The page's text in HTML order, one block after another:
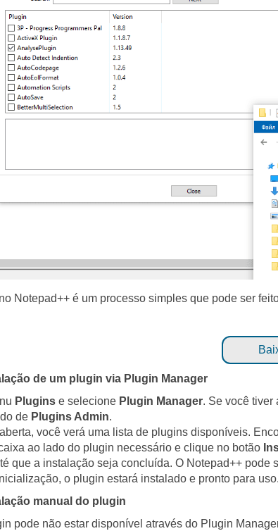
Notepad++ é um processo simples que pode ser
de um plugin via Plugin Manager
Plugins e selecione Plugin Manager. Se você tiver
de Plugins Admin.
você verá uma lista de plugins disponíveis.
ao lado do plugin necessário e clique no botão
que a instalação seja concluída. O Notepad++
o plugin estará instalado e pronto para uso.
manual do plugin
pode não estar disponível através do Plugin